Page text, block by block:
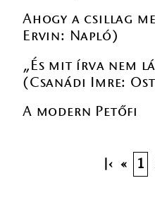
Ahogy a csillag
Ervin: Napló)
„És mit írva nem
(Csanádi Imre:
A modern Petőfi
|‹ « 1